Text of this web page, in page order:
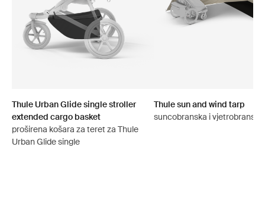
Thule Urban Glide single stroller
extended cargo basket
proširena košara za teret za Thule
Urban Glide single
Thule sun and wind tarp
suncobranska i